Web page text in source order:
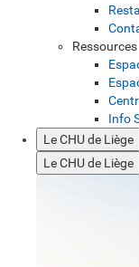
Ressources
Info
Le CHU de Liège
Le CHU de Liège